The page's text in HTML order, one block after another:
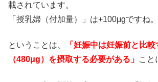
載されています。
「授乳婦（付加量）」は+100μgですね。
ということは、
「妊娠中は妊娠前と比
（480μg）を摂取する必要がある」 こと